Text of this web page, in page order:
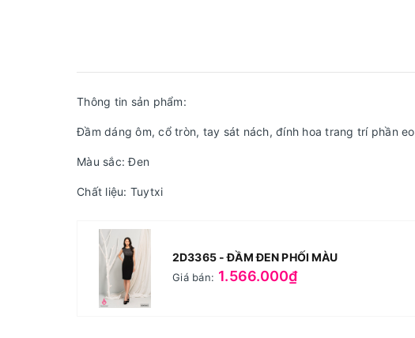
Thông tin sản phẩm:
Đầm dáng ôm, cổ tròn, tay sát nách, đính hoa trang trí phần eo
Màu sắc: Đen
Chất liệu: Tuytxi
2D3365 - ĐẦM ĐEN PHỐI MÀU
Giá bán: 1.566.000₫